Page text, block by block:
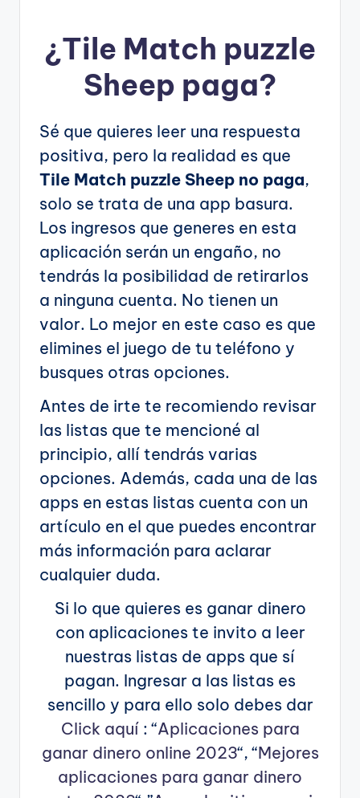
¿Tile Match puzzle
Sheep paga?
Sé que quieres leer una respuesta
positiva, pero la realidad es que
Tile Match puzzle Sheep no paga,
solo se trata de una app basura.
Los ingresos que generes en esta
aplicación serán un engaño, no
tendrás la posibilidad de retirarlos
a ninguna cuenta. No tienen un
valor. Lo mejor en este caso es que
elimines el juego de tu teléfono y
busques otras opciones.
Antes de irte te recomiendo revisar
las listas que te mencioné al
principio, allí tendrás varias
opciones. Además, cada una de las
apps en estas listas cuenta con un
artículo en el que puedes encontrar
más información para aclarar
cualquier duda.
Si lo que quieres es ganar dinero
con aplicaciones te invito a leer
nuestras listas de apps que sí
pagan. Ingresar a las listas es
sencillo y para ello solo debes dar
Click aquí: “Aplicaciones para
ganar dinero online 2023“, “Mejores
aplicaciones para ganar dinero